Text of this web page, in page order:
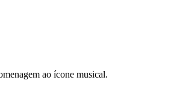
ao ícone musical.